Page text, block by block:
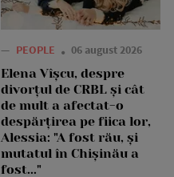
— PEOPLE 06 august 2026
Elena Vîșcu, despre
divorțul de CRBL și cât
de mult a afectat-o
despărțirea pe fiica lor,
Alessia: "A fost rău, și
mutatul în Chișinău a
fost..."